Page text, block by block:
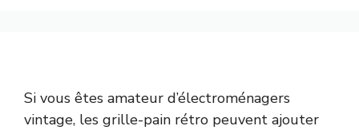
Si vous êtes amateur d’électroménagers
vintage, les grille-pain rétro peuvent ajouter